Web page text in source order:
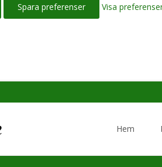
Spara preferenser Visa
Hem